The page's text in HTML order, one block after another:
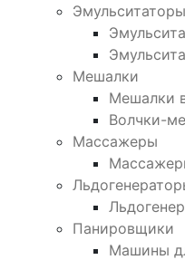
Эмульситаторы
Мешалки
Мешалки
Волчки-
Массажеры
Панировщики
Машины